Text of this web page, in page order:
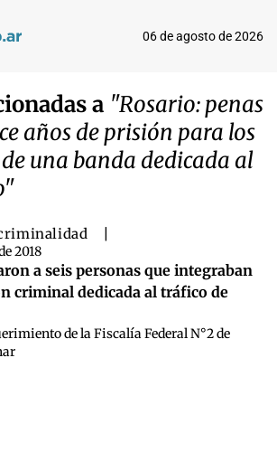
06 de agosto de 2026
a "Rosario: penas
años de prisión para los
una banda dedicada al
2018
a seis personas que integraban
criminal dedicada al tráfico de
de la Fiscalía Federal N°2 de